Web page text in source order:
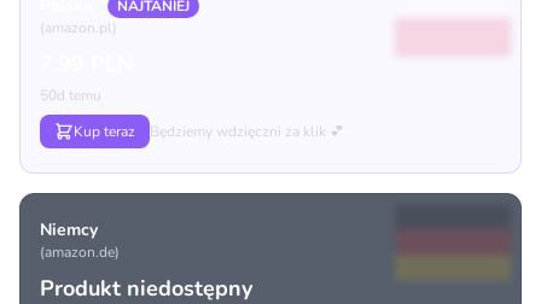
NAJTANIEJ
(amazon.pl)
50d temu
Kup teraz
Będziemy wdzięczni za klik 💕
Niemcy
(amazon.de)
Produkt niedostępny